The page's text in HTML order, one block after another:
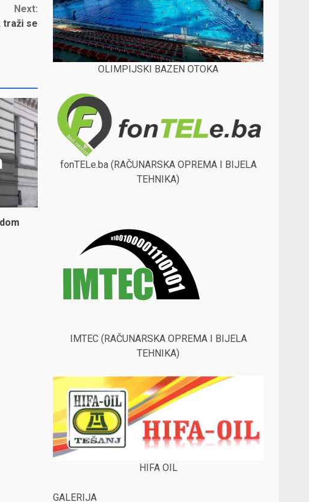
Next:
traži se
OLIMPIJSKI BAZEN OTOKA
fonTELe.ba (RAČUNARSKA OPREMA I BIJELA
TEHNIKA)
IMTEC (RAČUNARSKA OPREMA I BIJELA
TEHNIKA)
HIFA OIL
GALERIJA